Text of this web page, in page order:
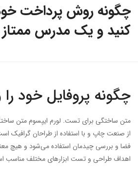
چگونه روش پرداخت
کنید و یک مدرس
چگونه پروفایل خود
متن ساختگی برای تست. لورم ایپسوم متن
از صنعت چاپ و با استفاده از طراحان گرافیک
فضا و بررسی چیدمان استفاده می‌شود و هیچ
اهداف طراحی و تست ابزارهای مختلف مناسب